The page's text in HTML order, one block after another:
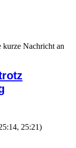
kurze Nachricht an
25:21)